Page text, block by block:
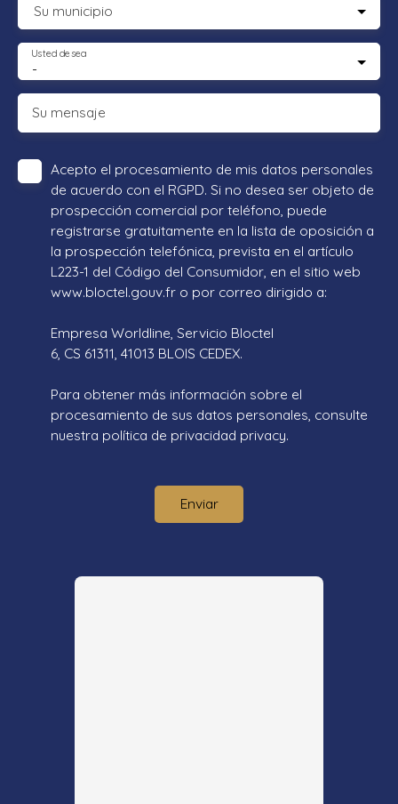
Su municipio
-
Usted desea
Su mensaje
Acepto el procesamiento de mis datos personales
de acuerdo con el RGPD. Si no desea ser objeto de
prospección comercial por teléfono, puede
registrarse gratuitamente en la lista de oposición a
la prospección telefónica, prevista en el artículo
L223-1 del Código del Consumidor, en el sitio web
www.bloctel.gouv.fr o por correo dirigido a:
Empresa Worldline, Servicio Bloctel
6, CS 61311, 41013 BLOIS CEDEX.
Para obtener más información sobre el
procesamiento de sus datos personales, consulte
nuestra política de privacidad privacy.
Enviar